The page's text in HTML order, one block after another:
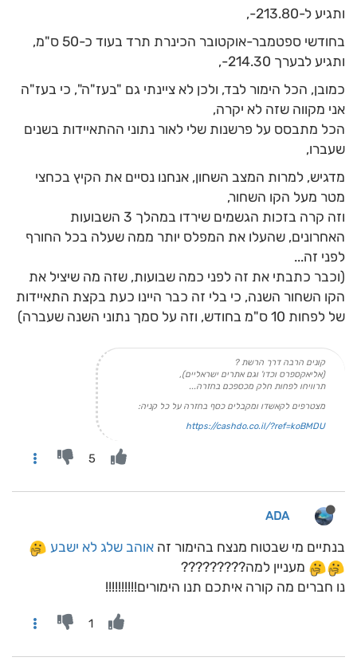
ותגיע ל-213.80-,
בחודשי ספטמבר-אוקטובר הכינרת תרד בעוד כ-50 ס"מ,
ותגיע לבערך 214.30-,
כמובן, הכל הימור לבד, ולכן לא ציינתי גם "בעז"ה", כי בעז"ה
אני מקווה שזה לא יקרה,
הכל מתבסס על פרשנות שלי לאור נתוני ההתאיידות בשנים
שעברו,
מדגיש, למרות המצב השחון, אנחנו נסיים את הקיץ בכחצי
מטר מעל הקו השחור,
וזה קרה בזכות הגשמים שירדו במהלך 3 השבועות
האחרונים, שהעלו את המפלס יותר ממה שעלה בכל החורף
לפני זה...
(וכבר כתבתי את זה לפני כמה שבועות, שזה מה שיציל את
הקו השחור השנה, כי בלי זה כבר היינו כעת בקצת התאיידות
של לפחות 10 ס"מ בחודש, וזה על סמך נתוני השנה שעברה)
קונים הרבה דרך הרשת ?
(אליאקספרס וכדו' וגם אתרים ישראליים),
תרוויחו לפחות חלק מכספכם בחזרה...
מצטרפים לקאשדו ומקבלים כסף בחזרה על כל קניה:
https://cashdo.co.il/?ref=koBMDU
5
ADA
בנתיים מי שבטוח מנצח בהימור זה אוהב שלג לא ישבע
מעניין למה?????????
נו חברים מה קורה איתכם תנו הימורים!!!!!!!!!!
1